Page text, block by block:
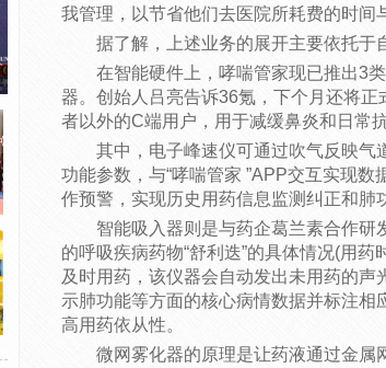
我管理，以节省他们去医院所耗费的时间
据了解，上述业务的展开主要依托于
在智能硬件上，哮喘管家现已推出3
器。创始人吕亮告诉36氪，下个月还将
者以外的C端用户，用于减缓鼻炎和日常抗
其中，电子峰速仪可通过吹气反映
功能参数，与“哮喘管家 ”APP交互实现
作预警，实现历史用药信息监测纠正和肺
智能吸入器则是与药企葛兰素合作
的呼吸疾病药物“舒利迭”的具体情况(用
及时用药，该仪器会自动发出未用药的
示肺功能等方面的核心病情数据并标注
高用药依从性。
微网雾化器的原理是让药液通过金属